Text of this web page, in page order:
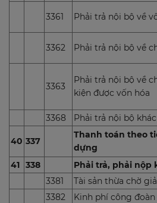
3361 Phải trả nội bộ về
3362 Phải trả nội bộ về
3363
Phải trả nội bộ về
kiện được vốn hóa
3368 Phải trả nội bộ khác
40 337
Thanh toán theo
dựng
41 338
Phải trả, phải nộp
3381
Tài sản thừa chờ
3382
Kinh phí công đoàn